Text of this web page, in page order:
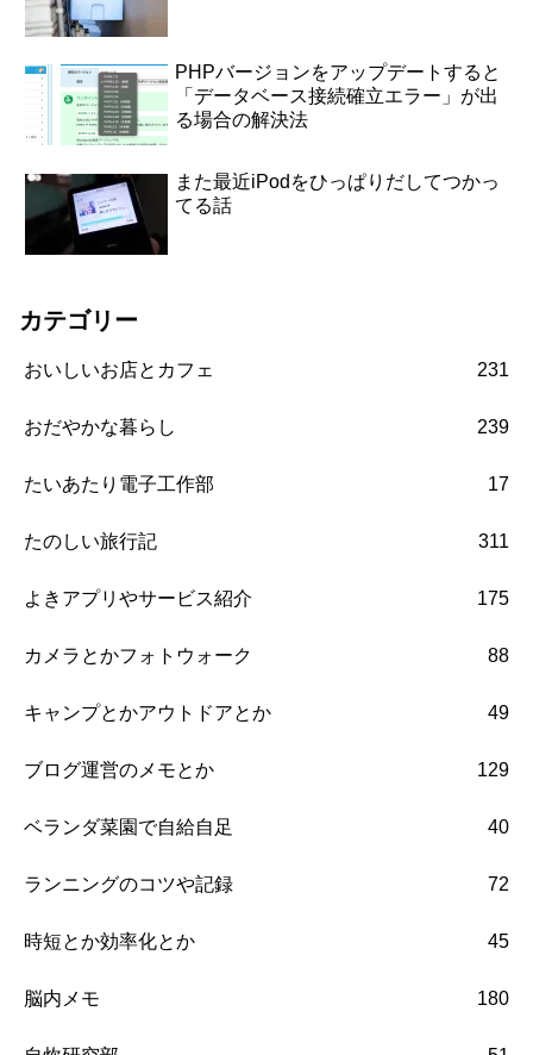
PHPバージョンをアップデートすると
「データベース接続確立エラー」が出
る場合の解決法
また最近iPodをひっぱりだしてつかっ
てる話
カテゴリー
おいしいお店とカフェ 231
おだやかな暮らし 239
たいあたり電子工作部 17
たのしい旅行記 311
よきアプリやサービス紹介 175
カメラとかフォトウォーク 88
キャンプとかアウトドアとか 49
ブログ運営のメモとか 129
ベランダ菜園で自給自足 40
ランニングのコツや記録 72
時短とか効率化とか 45
脳内メモ 180